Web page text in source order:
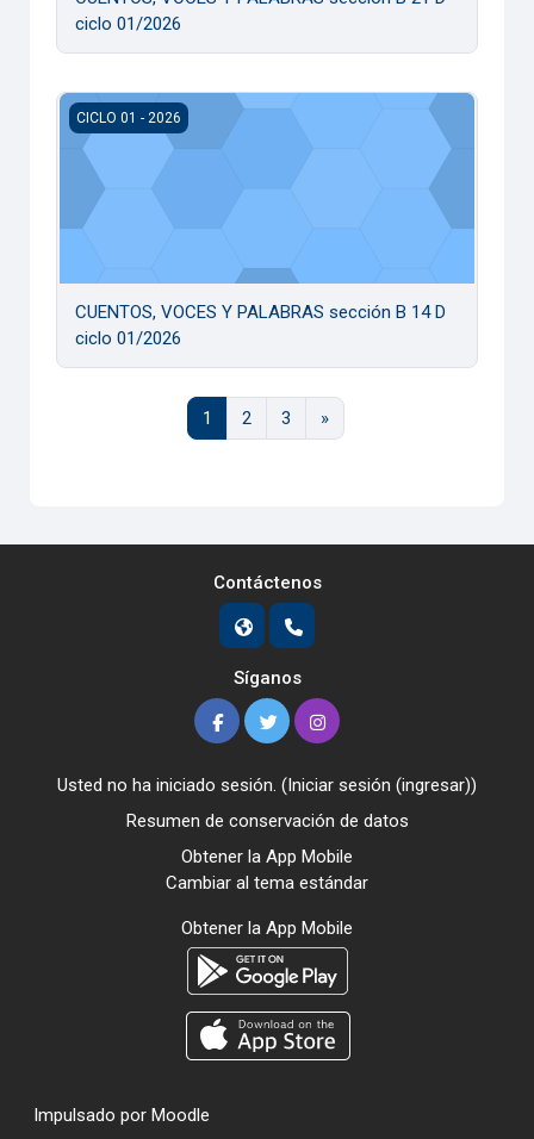
ciclo 01/2026
CUENTOS, VOCES Y PALABRAS sección B 14 D ciclo 01/
CICLO 01 - 2026
CUENTOS, VOCES Y PALABRAS sección B 14 D
ciclo 01/2026
1 Página 1
2 Página 2
3 Página 3
»Página siguiente
Contáctenos
Síganos
Usted no ha iniciado sesión. (Iniciar sesión (ingresar))
Resumen de conservación de datos
Obtener la App Mobile
Cambiar al tema estándar
Obtener la App Mobile
Impulsado por Moodle